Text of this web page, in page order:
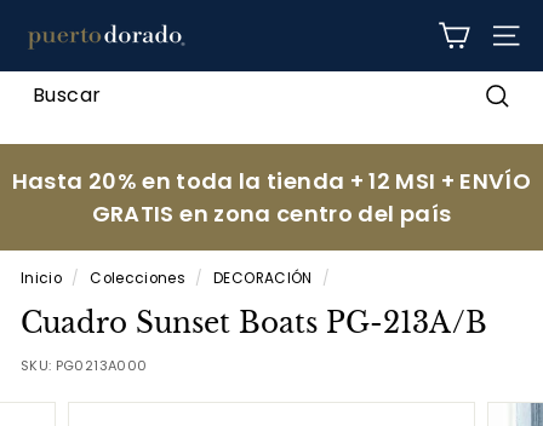
directamente
contenido
p
u
e
r
t
o
r
a
d
o
Hasta 20% en toda la tienda + 12 MSI + ENVÍO
GRATIS en zona centro del país
Inicio / Colecciones / DECORACIÓN /
Cuadro Sunset Boats PG-213A/B
SKU: PG0213A000